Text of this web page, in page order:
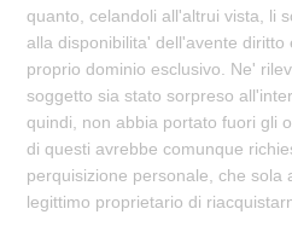
quanto, celandoli all'altrui vista, li
alla disponibilita' dell'avente diritto
proprio dominio esclusivo. Ne'
soggetto sia stato sorpreso
quindi, non abbia portato fuori gli
di questi avrebbe comunque
perquisizione personale, che sola
legittimo proprietario di